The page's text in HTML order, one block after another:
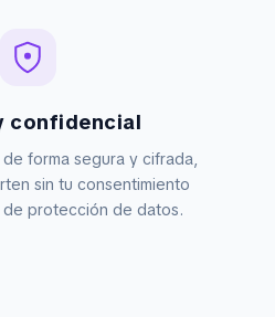
confidencial
forma segura y cifrada,
sin tu consentimiento
de protección de datos.